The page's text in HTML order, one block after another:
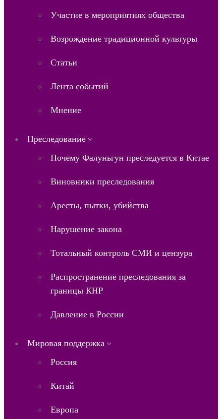
Участие в мероприятиях общества
Возрождение традиционной культуры
Статьи
Лента событий
Мнение
Преследование
Почему Фалуньгун преследуется в Китае
Виновники преследования
Аресты, пытки, убийства
Нарушение закона
Тотальный контроль СМИ и цензура
Распространение преследования за
границы КНР
Давление в России
Мировая поддержка
Россия
Китай
Европа